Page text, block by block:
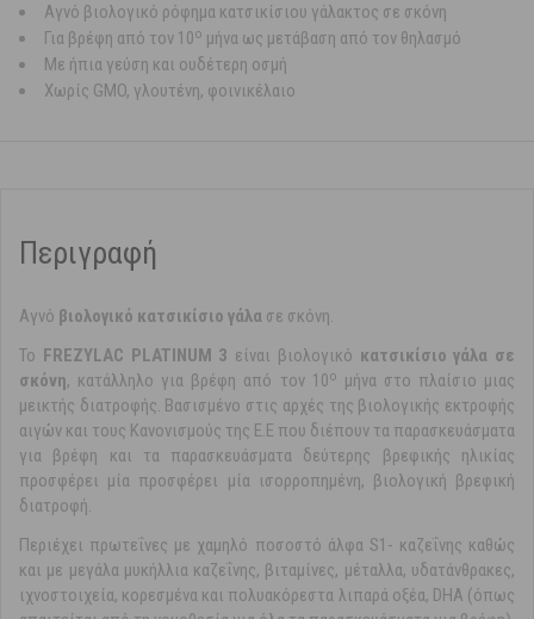
Αγνό βιολογικό ρόφημα κατσικίσιου γάλακτος σε σκόνη
Για βρέφη από τον 10ο μήνα ως μετάβαση από τον θηλασμό
Με ήπια γεύση και ουδέτερη οσμή
Χωρίς GMO, γλουτένη, φοινικέλαιο
Περιγραφή
Αγνό βιολογικό κατσικίσιο γάλα σε σκόνη.
Το FREZYLAC PLATINUM 3 είναι βιολογικό κατσικίσιο γάλα σε
σκόνη, κατάλληλο για βρέφη από τον 10ο
μήνα στο πλαίσιο μιας
μεικτής διατροφής. Βασισμένο στις αρχές της βιολογικής εκτροφής
αιγών και τους Κανονισμούς της Ε.Ε που διέπουν τα παρασκευάσματα
για βρέφη και τα παρασκευάσματα δεύτερης βρεφικής ηλικίας
προσφέρει μία προσφέρει μία ισορροπημένη, βιολογική βρεφική
διατροφή.
Περιέχει πρωτεΐνες με χαμηλό ποσοστό άλφα S1- καζεΐνης καθώς
και με μεγάλα μυκήλλια καζεΐνης, βιταμίνες, μέταλλα, υδατάνθρακες,
ιχνοστοιχεία, κορεσμένα και πολυακόρεστα λιπαρά οξέα, DHA (όπως